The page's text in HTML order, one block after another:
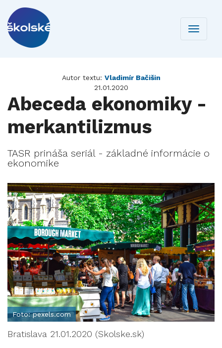
Toggle
Autor textu: Vladimír Bačišin
21.01.2020
Abeceda ekonomiky -
merkantilizmus
TASR prináša seriál - základné informácie o
ekonomike
Foto: pexels.com
Bratislava 21.01.2020 (Skolske.sk)